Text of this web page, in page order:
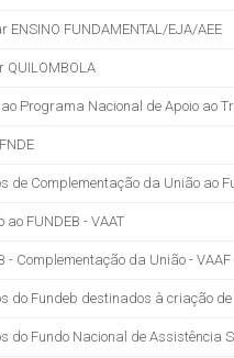
ENSINO FUNDAMENTAL/EJA/AEE
QUILOMBOLA
Programa Nacional de Apoio ao
de Complementação da União ao
FUNDEB - VAAT
- Complementação da União -
do Fundeb destinados à criação
do Fundo Nacional de Assistência